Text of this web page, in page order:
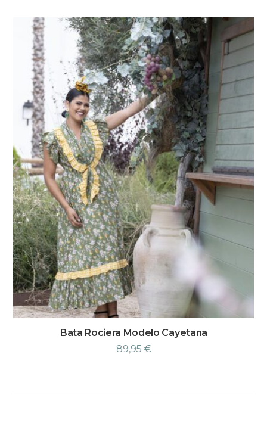
Bata Rociera Modelo Cayetana
89,95 €